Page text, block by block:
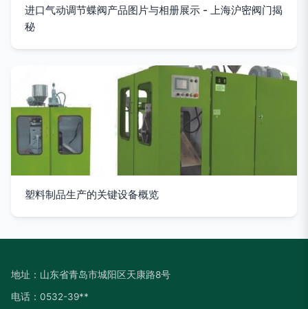
进口气动调节蝶阀产品图片与相册展示 - 上海沪密阀门揭
秘
塑料制品生产的关键设备概览
地址：山东省青岛市城阳区天康路8号
电话：0532-39**